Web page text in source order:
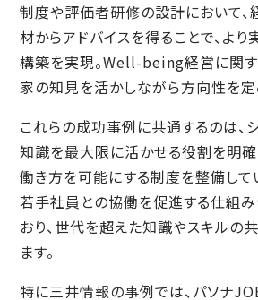
制度や評価者研修の設計において
材からアドバイスを得ることで、よ
構築を実現。Well-being経営に関す
家の知見を活かしながら方向性を定
これらの成功事例に共通するのは、
知識を最大限に活かせる役割を明確
働き方を可能にする制度を整備して
若手社員との協働を促進する仕組み
おり、世代を超えた知識やスキルの
ます。
特に三井情報の事例では、パソナ